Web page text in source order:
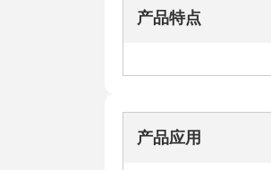
产品特点
产品应用